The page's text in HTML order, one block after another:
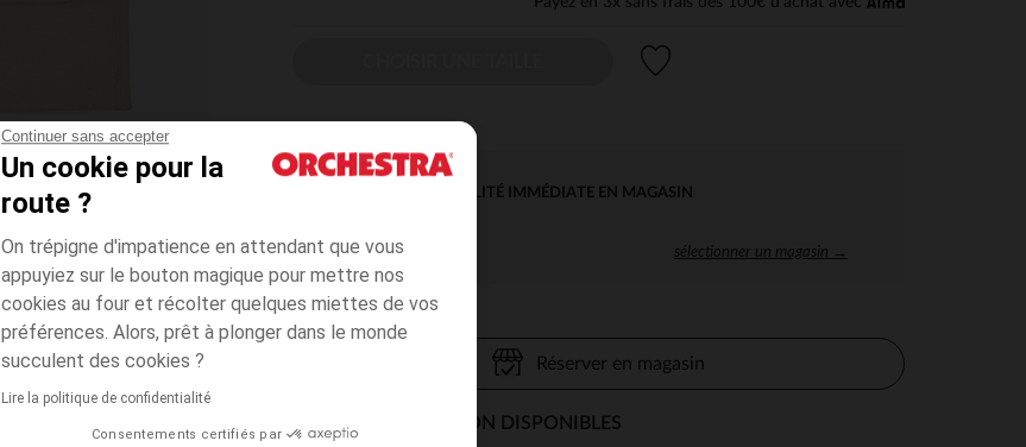
Continuer sans accepter
Un cookie pour la
route ?
On trépigne d'impatience en attendant que vous
appuyiez sur le bouton magique pour mettre nos
cookies au four et récolter quelques miettes de vos
préférences. Alors, prêt à plonger dans le monde
succulent des cookies ?
Lire la politique de confidentialité
Consentements certifiés par
DISPONIBILITÉ IMMÉDIATE EN MAGASIN
sélectionner un magasin →
Réserver en magasin
MODES DE LIVRAISON DISPONIBLES